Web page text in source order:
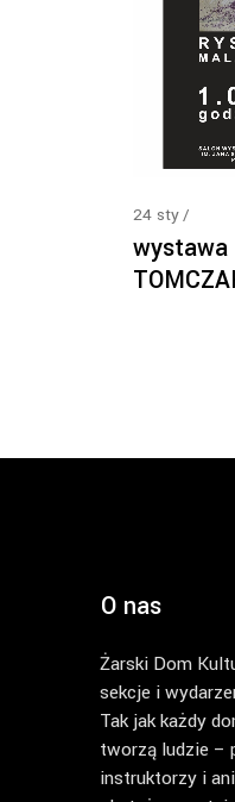
24 sty
wystawa
O nas
Żarski Dom
sekcje i
Tak jak każdy
tworzą ludzie –
instruktorzy i